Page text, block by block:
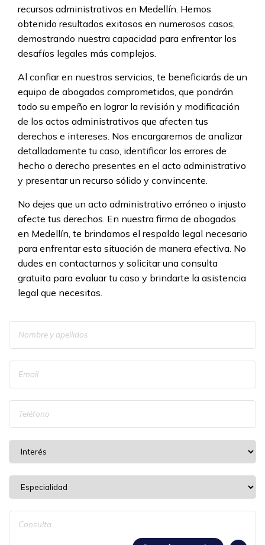
recursos administrativos en Medellín. Hemos
obtenido resultados exitosos en numerosos casos,
demostrando nuestra capacidad para enfrentar los
desafíos legales más complejos.
Al confiar en nuestros servicios, te beneficiarás de un
equipo de abogados comprometidos, que pondrán
todo su empeño en lograr la revisión y modificación
de los actos administrativos que afecten tus
derechos e intereses. Nos encargaremos de analizar
detalladamente tu caso, identificar los errores de
hecho o derecho presentes en el acto administrativo
y presentar un recurso sólido y convincente.
No dejes que un acto administrativo erróneo o injusto
afecte tus derechos. En nuestra firma de abogados
en Medellín, te brindamos el respaldo legal necesario
para enfrentar esta situación de manera efectiva. No
dudes en contactarnos y solicitar una consulta
gratuita para evaluar tu caso y brindarte la asistencia
legal que necesitas.